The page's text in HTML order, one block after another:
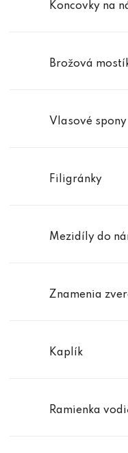
Koncovky na
Brožová
Vlasové spony
Filigránky
Mezidíly do
Znamenia
Kaplík
Ramienka